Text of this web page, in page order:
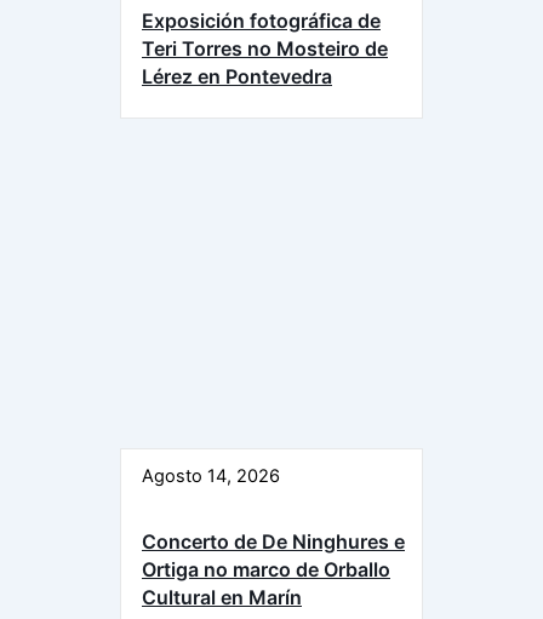
Exposición fotográfica de
Teri Torres no Mosteiro de
Lérez en Pontevedra
Agosto 14, 2026
Concerto de De Ninghures e
Ortiga no marco de Orballo
Cultural en Marín